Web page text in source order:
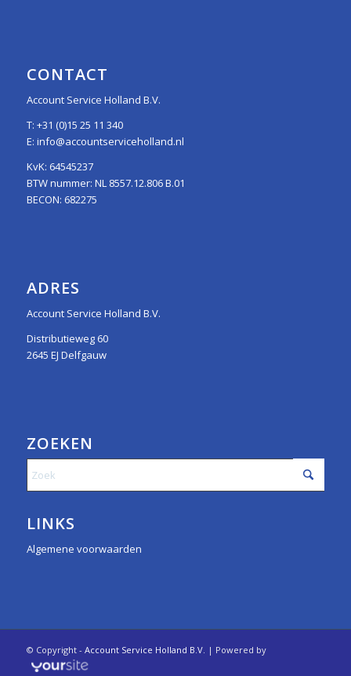
CONTACT
Account Service Holland B.V.
T: +31 (0)15 25 11 340
E: info@accountserviceholland.nl
KvK: 64545237
BTW nummer: NL 8557.12.806 B.01
BECON: 682275
ADRES
Account Service Holland B.V.
Distributieweg 60
2645 EJ Delfgauw
ZOEKEN
LINKS
Algemene voorwaarden
© Copyright - Account Service Holland B.V. | Powered by